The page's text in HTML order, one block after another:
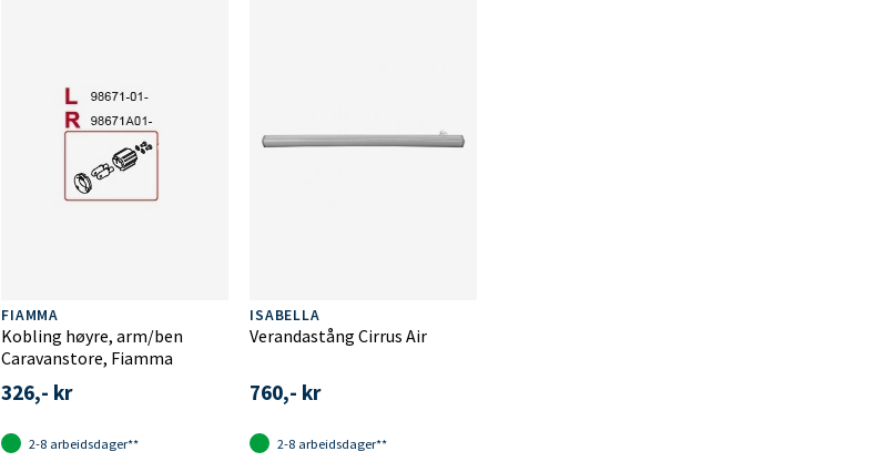
FIAMMA
Kobling høyre, arm/ben
Caravanstore, Fiamma
326,- kr
2-8 arbeidsdager**
ISABELLA
Verandastång Cirrus Air
760,- kr
2-8 arbeidsdager**